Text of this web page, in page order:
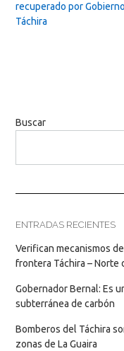
recuperado por
Táchira
Buscar
ENTRADAS RECIENTES
Verifican mecanismos
frontera Táchira – Norte
Gobernador Bernal: Es
subterránea de carbón
Bomberos del Táchira
zonas de La Guaira